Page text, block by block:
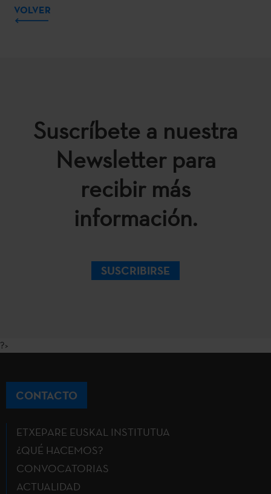
VOLVER
Suscríbete a nuestra
Newsletter para
recibir más
información.
SUSCRIBIRSE
?>
CONTACTO
ETXEPARE EUSKAL INSTITUTUA
¿QUÉ HACEMOS?
CONVOCATORIAS
ACTUALIDAD